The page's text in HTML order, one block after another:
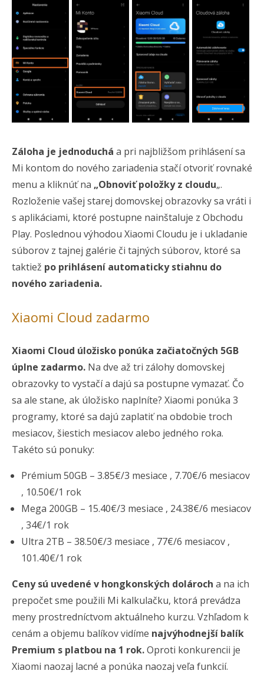
Záloha je jednoduchá a pri najbližšom prihlásení sa
Mi kontom do nového zariadenia stačí otvoriť rovnaké
menu a kliknúť na „Obnoviť položky z cloudu„.
Rozloženie vašej starej domovskej obrazovky sa vráti i
s aplikáciami, ktoré postupne nainštaluje z Obchodu
Play. Poslednou výhodou Xiaomi Cloudu je i ukladanie
súborov z tajnej galérie či tajných súborov, ktoré sa
taktiež po prihlásení automaticky stiahnu do
nového zariadenia.
Xiaomi Cloud zadarmo
Xiaomi Cloud úložisko ponúka začiatočných 5GB
úplne zadarmo. Na dve až tri zálohy domovskej
obrazovky to vystačí a dajú sa postupne vymazať. Čo
sa ale stane, ak úložisko naplníte? Xiaomi ponúka 3
programy, ktoré sa dajú zaplatiť na obdobie troch
mesiacov, šiestich mesiacov alebo jedného roka.
Takéto sú ponuky:
Prémium 50GB – 3.85€/3 mesiace , 7.70€/6 mesiacov
, 10.50€/1 rok
Mega 200GB – 15.40€/3 mesiace , 24.38€/6 mesiacov
, 34€/1 rok
Ultra 2TB – 38.50€/3 mesiace , 77€/6 mesiacov ,
101.40€/1 rok
Ceny sú uvedené v hongkonských dolároch a na ich
prepočet sme použili Mi kalkulačku, ktorá prevádza
meny prostredníctvom aktuálneho kurzu. Vzhľadom k
cenám a objemu balíkov vidíme najvýhodnejší balík
Premium s platbou na 1 rok.Oproti konkurencii je
Xiaomi naozaj lacné a ponúka naozaj veľa funkcií.